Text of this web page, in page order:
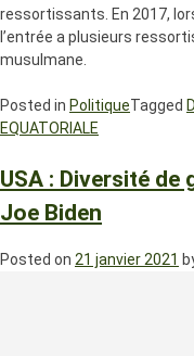
ressortissants. En 2017,
l’entrée a plusieurs
musulmane.
Posted in PolitiqueTagged
EQUATORIALE
USA : Diversité de
Joe Biden
Posted on 21 janvier 2021